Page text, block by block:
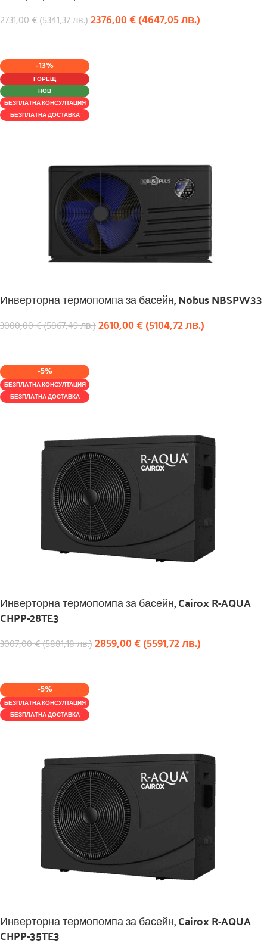
2731,00€(5341,37лв.)2376,00€(4647,05лв.)
-13%
ГОРЕЩ
НОВ
БЕЗПЛАТНА КОНСУЛТАЦИЯ
БЕЗПЛАТНА ДОСТАВКА
Инверторна термопомпа за басейн, Nobus NBSPW33
3000,00€(5867,49лв.)2610,00€(5104,72лв.)
-5%
БЕЗПЛАТНА КОНСУЛТАЦИЯ
БЕЗПЛАТНА ДОСТАВКА
Инверторна термопомпа за басейн, Cairox R-AQUA
CHPP-28TE3
3007,00€(5881,18лв.)2859,00€(5591,72лв.)
-5%
БЕЗПЛАТНА КОНСУЛТАЦИЯ
БЕЗПЛАТНА ДОСТАВКА
Инверторна термопомпа за басейн, Cairox R-AQUA
CHPP-35TE3